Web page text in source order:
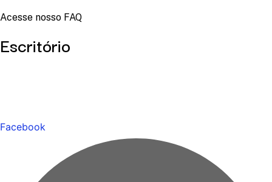
Acesse nosso FAQ
Escritório
Facebook